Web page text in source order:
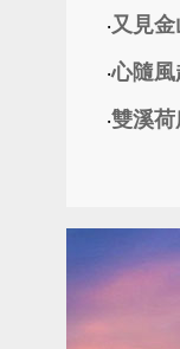
‧又見
‧心隨
‧雙溪